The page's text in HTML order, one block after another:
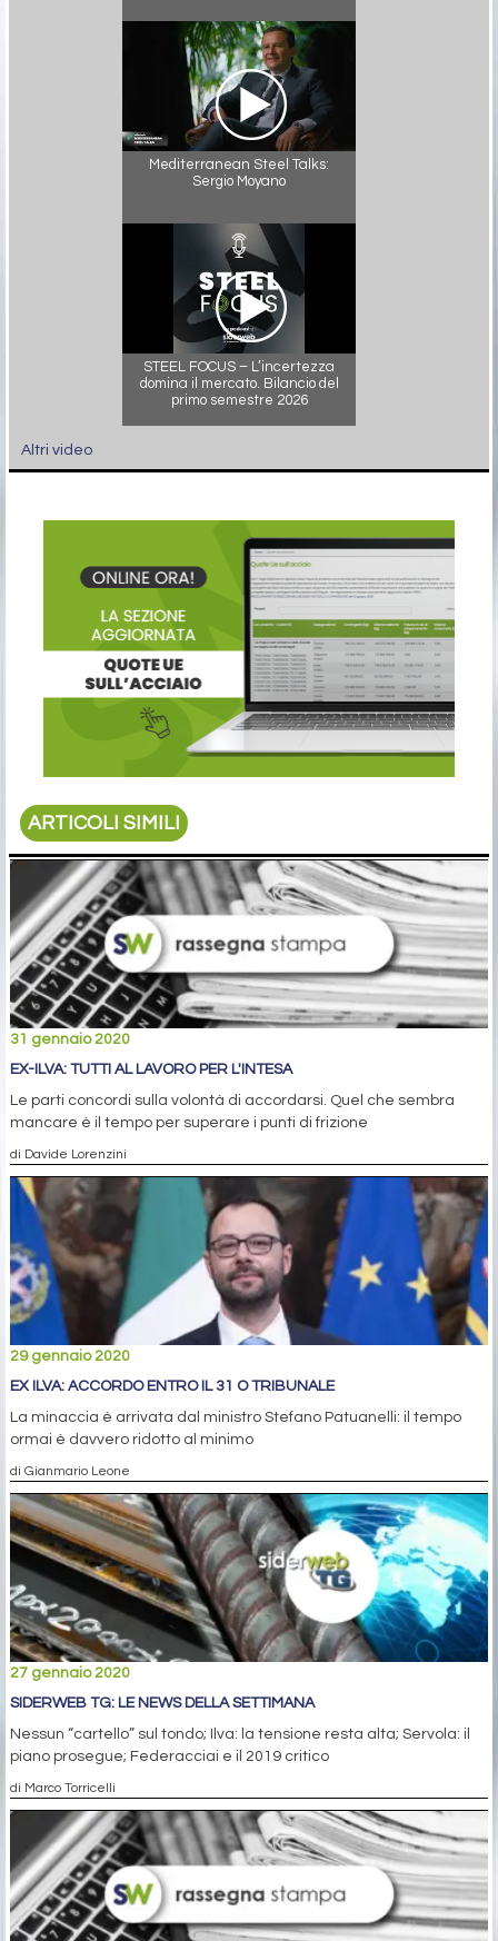
Mediterranean Steel Talks:
Sergio Moyano
STEEL FOCUS – L’incertezza
domina il mercato. Bilancio del
primo semestre 2026
Altri video
ARTICOLI SIMILI
31 gennaio 2020
EX-ILVA: TUTTI AL LAVORO PER L'INTESA
Le parti concordi sulla volontà di accordarsi. Quel che sembra
mancare è il tempo per superare i punti di frizione
di Davide Lorenzini
29 gennaio 2020
EX ILVA: ACCORDO ENTRO IL 31 O TRIBUNALE
La minaccia è arrivata dal ministro Stefano Patuanelli: il tempo
ormai è davvero ridotto al minimo
di Gianmario Leone
27 gennaio 2020
SIDERWEB TG: LE NEWS DELLA SETTIMANA
Nessun “cartello” sul tondo; Ilva: la tensione resta alta; Servola: il
piano prosegue; Federacciai e il 2019 critico
di Marco Torricelli